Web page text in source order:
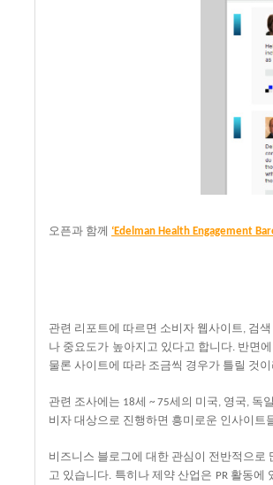
오픈과 함께 ‘Edelman Health Engagement
관련 리포트에 따르면 소비자 웹사이트 , 검색
나 중요도가 높아지고 있다고 합니다. 반면에
물론 사이트에 따라 조금씩 경우가 틀릴 것
관련 조사에는 18세 ~ 75세의 미국, 영국, 독일
비자 대상으로 진행하면 흥미로운 인사이트
비즈니스 블로그에 대한 관심이 전반적으로
고 있습니다. 특히나 제약 산업은 PR 활동에